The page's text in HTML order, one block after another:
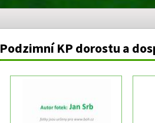
Podzimní KP dorostu a